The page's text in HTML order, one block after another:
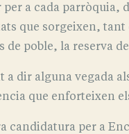
a cada parròquia,
que sorgeixen,
de poble, la reserva
a dir alguna vegada
que enforteixen
candidatura per a